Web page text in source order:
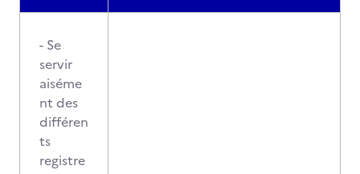
- Se
servir
aiséme
nt des
différen
ts
registre